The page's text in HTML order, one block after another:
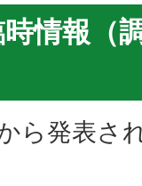
情報（
ら発表さ